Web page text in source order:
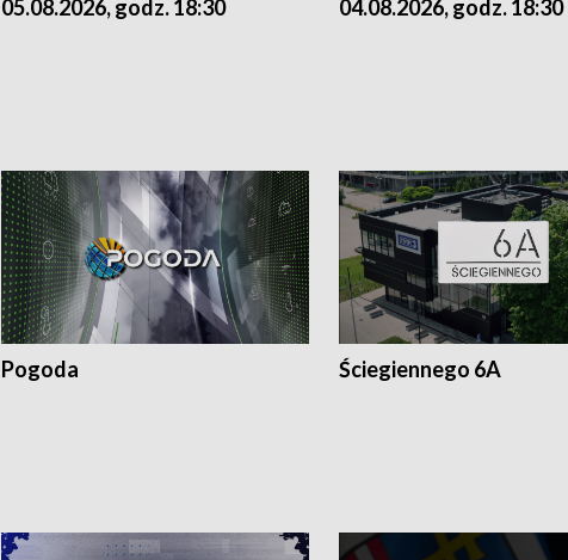
05.08.2026, godz. 18:30 04.08.2026, godz. 18:30
Pogoda Ściegiennego 6A